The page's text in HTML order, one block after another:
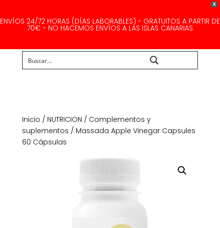
X
ENVÍOS 24/72 HORAS (DÍAS LABORABLES) - GRATUITOS A PARTIR DE
70€ - NO HACEMOS ENVÍOS A LAS ISLAS CANARIAS
Inicio / NUTRICION / Complementos y
suplementos / Massada Apple Vinegar Capsules
60 Cápsulas